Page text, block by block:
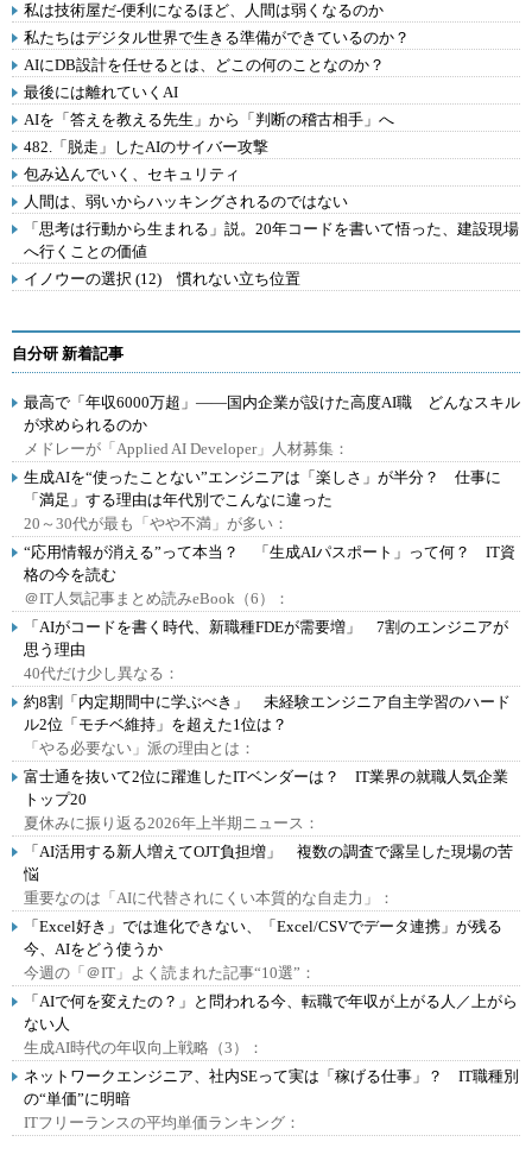
私は技術屋だ-便利になるほど、人間は弱くなるのか
私たちはデジタル世界で生きる準備ができているのか？
AIにDB設計を任せるとは、どこの何のことなのか？
最後には離れていくAI
AIを「答えを教える先生」から「判断の稽古相手」へ
482.「脱走」したAIのサイバー攻撃
包み込んでいく、セキュリティ
人間は、弱いからハッキングされるのではない
「思考は行動から生まれる」説。20年コードを書いて悟った、建設現場
へ行くことの価値
イノウーの選択 (12) 慣れない立ち位置
自分研 新着記事
最高で「年収6000万超」――国内企業が設けた高度AI職 どんなスキル
が求められるのか
メドレーが「Applied AI Developer」人材募集：
生成AIを“使ったことない”エンジニアは「楽しさ」が半分？ 仕事に
「満足」する理由は年代別でこんなに違った
20～30代が最も「やや不満」が多い：
“応用情報が消える”って本当？ 「生成AIパスポート」って何？ IT資
格の今を読む
＠IT人気記事まとめ読みeBook（6）：
「AIがコードを書く時代、新職種FDEが需要増」 7割のエンジニアが
思う理由
40代だけ少し異なる：
約8割「内定期間中に学ぶべき」 未経験エンジニア自主学習のハード
ル2位「モチベ維持」を超えた1位は？
「やる必要ない」派の理由とは：
富士通を抜いて2位に躍進したITベンダーは？ IT業界の就職人気企業
トップ20
夏休みに振り返る2026年上半期ニュース：
「AI活用する新人増えてOJT負担増」 複数の調査で露呈した現場の苦
悩
重要なのは「AIに代替されにくい本質的な自走力」：
「Excel好き」では進化できない、「Excel/CSVでデータ連携」が残る
今、AIをどう使うか
今週の「＠IT」よく読まれた記事“10選”：
「AIで何を変えたの？」と問われる今、転職で年収が上がる人／上がら
ない人
生成AI時代の年収向上戦略（3）：
ネットワークエンジニア、社内SEって実は「稼げる仕事」？ IT職種別
の“単価”に明暗
ITフリーランスの平均単価ランキング：